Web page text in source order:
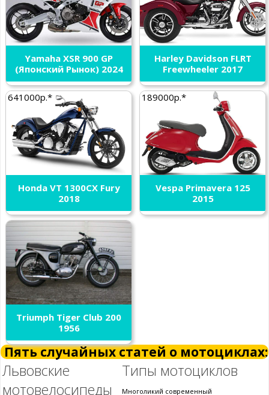
Yamaha XSR 900 GP
(Японский Рынок) 2024
Harley Davidson FLRT
Freewheeler 2017
641000р.*
Honda VT 1300CX Fury
2018
189000р.*
Vespa Primavera 125
2015
Triumph Tiger Club 200
1956
Пять случайных статей о мотоциклах:
Львовские
мотовелосипеды
Типы мотоциклов
Многоликий современный